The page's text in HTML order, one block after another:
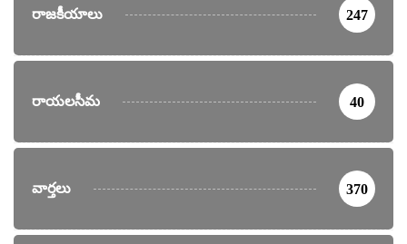
రాజకీయాలు 247
రాయలసీమ 40
వార్తలు 370